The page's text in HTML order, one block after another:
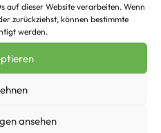
auf dieser Website verarbeiten. Wenn
zurückziehst, können bestimmte
werden.
ansehen
Platt
Platt
Börde